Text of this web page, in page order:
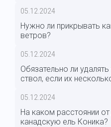
05.12.2024
Нужно ли прикрывать
ветров?
05.12.2024
Обязательно ли
ствол, если их
05.12.2024
На каком расстоянии
канадскую ель Коника?